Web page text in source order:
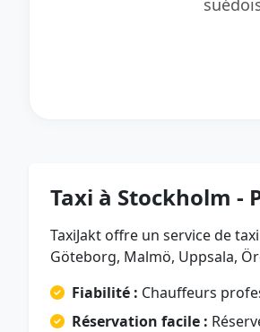
Taxi à Stockholm -
TaxiJakt offre un service de
Göteborg, Malmö, Uppsala,
Fiabilité : Chauffeurs
Réservation facile :